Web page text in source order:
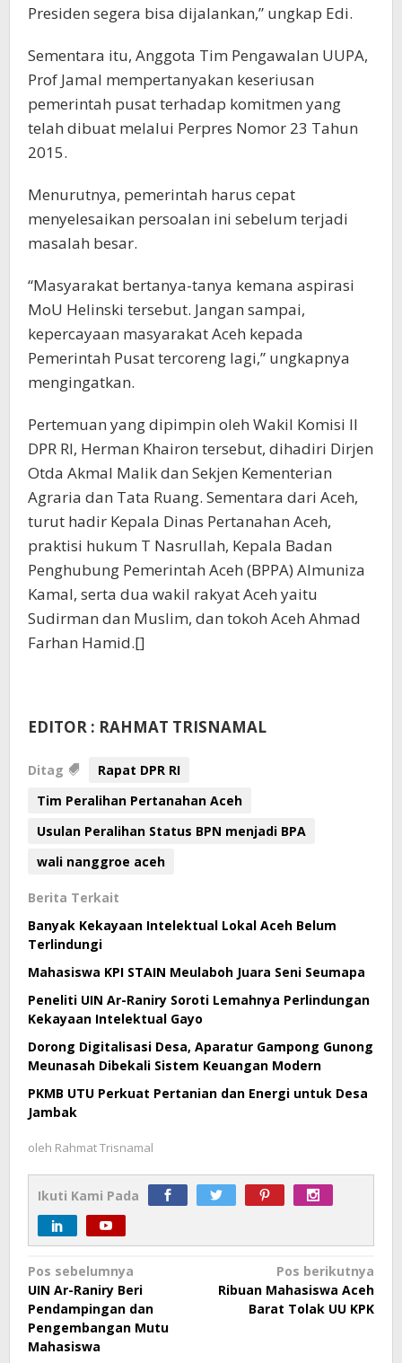
Presiden segera bisa dijalankan,” ungkap Edi.
Sementara itu, Anggota Tim Pengawalan UUPA,
Prof Jamal mempertanyakan keseriusan
pemerintah pusat terhadap komitmen yang
telah dibuat melalui Perpres Nomor 23 Tahun
2015.
Menurutnya, pemerintah harus cepat
menyelesaikan persoalan ini sebelum terjadi
masalah besar.
“Masyarakat bertanya-tanya kemana aspirasi
MoU Helinski tersebut. Jangan sampai,
kepercayaan masyarakat Aceh kepada
Pemerintah Pusat tercoreng lagi,” ungkapnya
mengingatkan.
Pertemuan yang dipimpin oleh Wakil Komisi II
DPR RI, Herman Khairon tersebut, dihadiri Dirjen
Otda Akmal Malik dan Sekjen Kementerian
Agraria dan Tata Ruang. Sementara dari Aceh,
turut hadir Kepala Dinas Pertanahan Aceh,
praktisi hukum T Nasrullah, Kepala Badan
Penghubung Pemerintah Aceh (BPPA) Almuniza
Kamal, serta dua wakil rakyat Aceh yaitu
Sudirman dan Muslim, dan tokoh Aceh Ahmad
Farhan Hamid.[]
EDITOR : RAHMAT TRISNAMAL
Ditag
Rapat DPR RI
Tim Peralihan Pertanahan Aceh
Usulan Peralihan Status BPN menjadi BPA
wali nanggroe aceh
Berita Terkait
Banyak Kekayaan Intelektual Lokal Aceh Belum
Terlindungi
Mahasiswa KPI STAIN Meulaboh Juara Seni Seumapa
Peneliti UIN Ar-Raniry Soroti Lemahnya Perlindungan
Kekayaan Intelektual Gayo
Dorong Digitalisasi Desa, Aparatur Gampong Gunong
Meunasah Dibekali Sistem Keuangan Modern
PKMB UTU Perkuat Pertanian dan Energi untuk Desa
Jambak
oleh Rahmat Trisnamal
Ikuti Kami Pada
Navigasi
pos
Pos sebelumnya
UIN Ar-Raniry Beri
Pendampingan dan
Pengembangan Mutu
Mahasiswa
Pos berikutnya
Ribuan Mahasiswa Aceh
Barat Tolak UU KPK